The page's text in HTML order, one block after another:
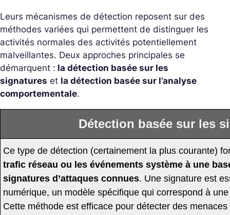
Leurs mécanismes de détection reposent sur des
méthodes variées qui permettent de distinguer les
activités normales des activités potentiellement
malveillantes. Deux approches principales se
démarquent : la détection basée sur les
signatures et la détection basée sur l’analyse
comportementale.
Détection basée sur les
Ce type de détection (certainement la plus courante)
trafic réseau ou les événements système à une
signatures d’attaques connues. Une signature est
numérique, un modèle spécifique qui correspond à
Cette méthode est efficace pour détecter des